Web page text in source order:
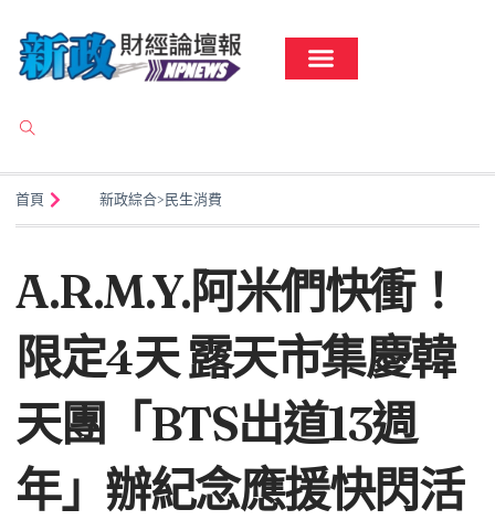
首頁 新政綜合>民生消費
A.R.M.Y.阿米們快衝！
限定4天 露天市集慶韓
天團「BTS出道13週
年」辦紀念應援快閃活